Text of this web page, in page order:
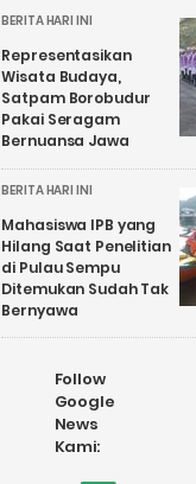
BERITA HARI INI
Representasikan
Wisata Budaya,
Satpam Borobudur
Pakai Seragam
Bernuansa Jawa
BERITA HARI INI
Mahasiswa IPB yang
Hilang Saat Penelitian
di Pulau Sempu
Ditemukan Sudah Tak
Bernyawa
Follow
Google
News
Kami: